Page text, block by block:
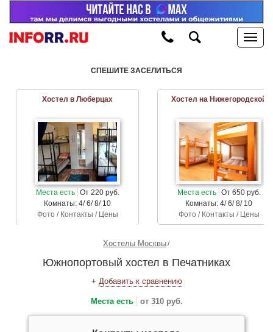
СПЕШИТЕ ЗАСЕЛИТЬСЯ
Хостел в Люберцах
Места есть От 220 руб.
Комнаты: 4/ 6/ 8/ 10
Фото / Контакты / Цены
Хостел на Нижегородской
Места есть От 650 руб.
Комнаты: 4/ 6/ 8/ 10
Фото / Контакты / Цены
Хостелы Москвы
Южнопортовый хостел в Печатниках
+ Добавить к сравнению
Места есть от 310 руб.